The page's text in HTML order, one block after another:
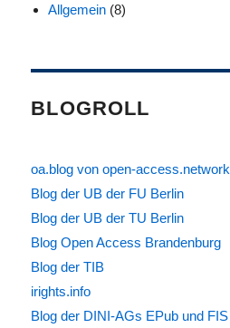
Allgemein (8)
BLOGROLL
oa.blog von open-access.network
Blog der UB der FU Berlin
Blog der UB der TU Berlin
Blog Open Access Brandenburg
Blog der TIB
irights.info
Blog der DINI-AGs EPub und FIS